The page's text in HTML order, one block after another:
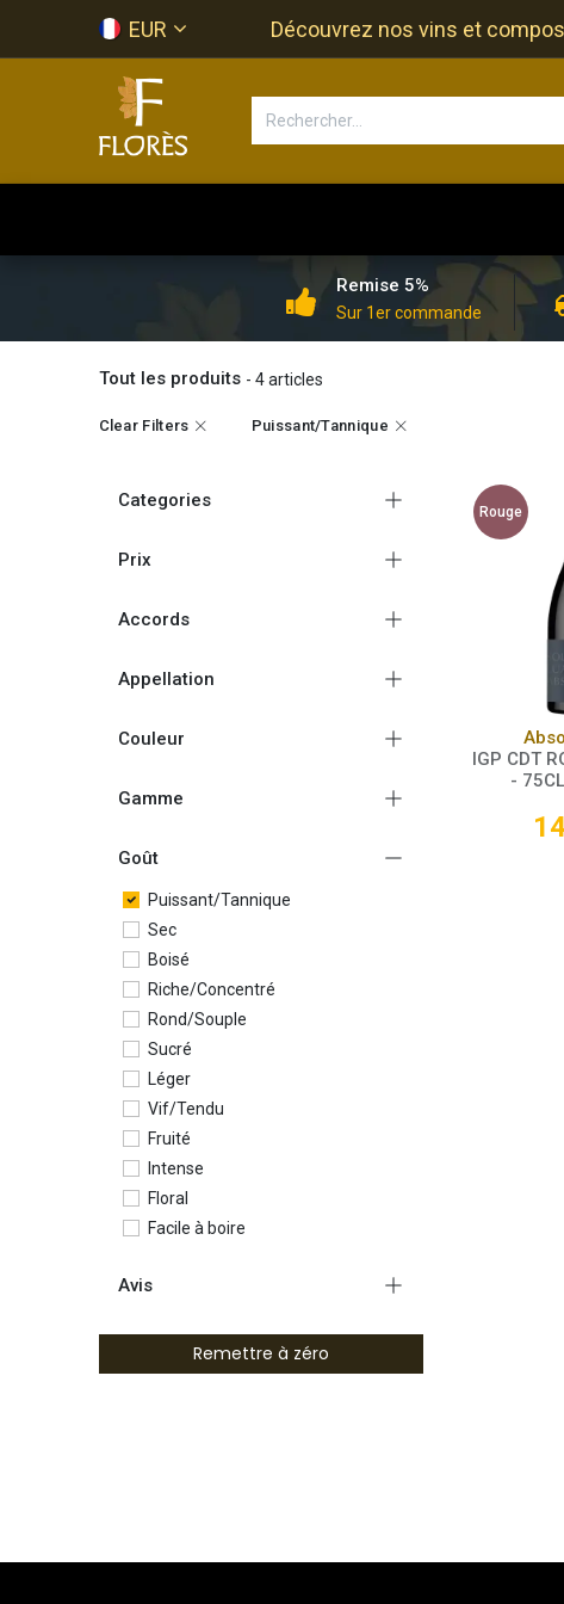
EUR Découvrez nos vins et
Remise 5%
Sur 1er commande
Tout les produits - 4 articles
Clear Filters Puissant/Tannique
Categories
Prix
Accords
Appellation
Couleur
Gamme
Goût
Puissant/Tannique
Sec
Boisé
Riche/Concentré
Rond/Souple
Sucré
Léger
Vif/Tendu
Fruité
Intense
Floral
Facile à boire
Elevage sur lies
Avis
Remettre à zéro
Rouge
IGP CDT
-